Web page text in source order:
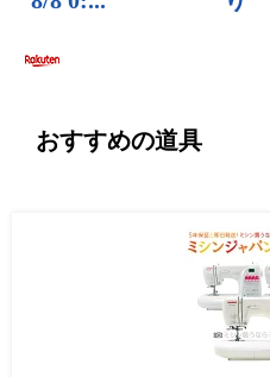
おすすめの道具